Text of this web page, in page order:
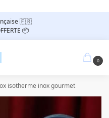
🇫🇷
📦
0
isotherme inox gourmet